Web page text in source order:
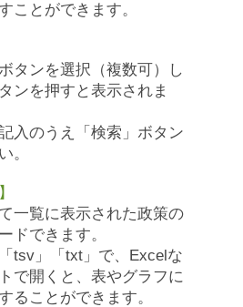
ことができます。
タンを選択（複数可）し
ンを押すと表示されま
入のうえ「検索」ボタン
。
一覧に表示された政策の
ドできます。
tsv」「txt」で、Excelな
で開くと、表やグラフに
ることができます。